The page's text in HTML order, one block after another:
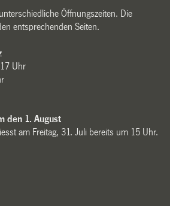
Öffnungszeiten. Die
entsprechenden Seiten.
Uhr
den 1. August
am Freitag, 31. Juli bereits um 15 Uhr.